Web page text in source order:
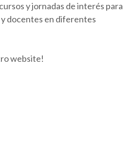
y jornadas de interés para
docentes en diferentes
website!